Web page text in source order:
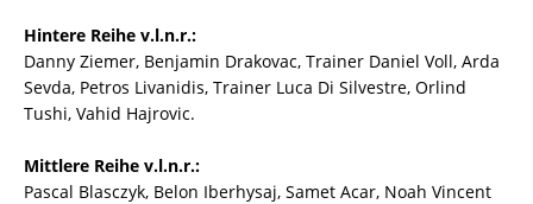
Hintere Reihe v.l.n.r.:
Danny Ziemer, Benjamin Drakovac, Trainer Daniel Voll, Arda
Sevda, Petros Livanidis, Trainer Luca Di Silvestre, Orlind
Tushi, Vahid Hajrovic.
Mittlere Reihe v.l.n.r.:
Pascal Blasczyk, Belon Iberhysaj, Samet Acar, Noah Vincent